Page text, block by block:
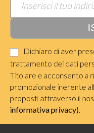
Dichiaro di aver
trattamento dei dati
Titolare e acconsento a
promozionale inerente
proposti attraverso il
informativa privacy).